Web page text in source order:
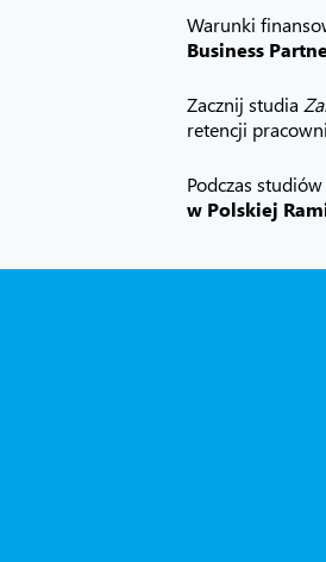
Warunki
Business
Zacznij studia
retencji
Podczas
w Polskiej